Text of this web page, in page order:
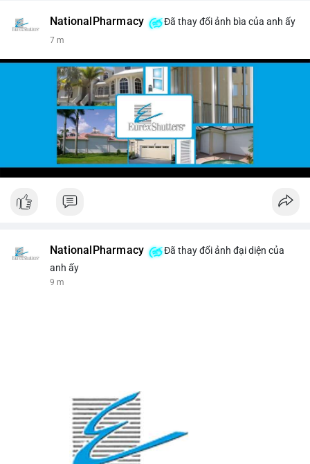
NationalPharmacy Đã thay đổi ảnh bìa của anh ấy
7 m
NationalPharmacy
Đã thay đổi ảnh đại diện của
anh ấy
9 m